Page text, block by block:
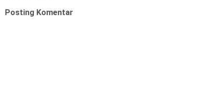
Posting Komentar